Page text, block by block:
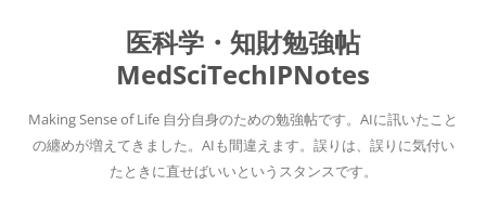
医科学・知財勉強帖
MedSciTechIPNotes
Making Sense of Life 自分自身のための勉強帖です。AIに訊いたこと
の纏めが増えてきました。AIも間違えます。誤りは、誤りに気付い
たときに直せばいいというスタンスです。